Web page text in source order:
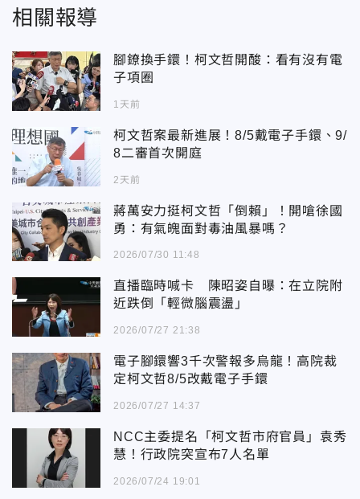
相關報導
腳鐐換手鐶！柯文哲開酸：看有沒有電
子項圈
1天前
柯文哲案最新進展！8/5戴電子手鐶、9/
8二審首次開庭
2天前
蔣萬安力挺柯文哲「倒賴」！開嗆徐國
勇：有氣魄面對毒油風暴嗎？
2026/07/30 11:48
直播臨時喊卡 陳昭姿自曝：在立院附
近跌倒「輕微腦震盪」
2026/07/27 21:38
電子腳鐶響3千次警報多烏龍！高院裁
定柯文哲8/5改戴電子手鐶
2026/07/27 14:37
NCC主委提名「柯文哲市府官員」袁秀
慧！行政院突宣布7人名單
2026/07/24 19:01